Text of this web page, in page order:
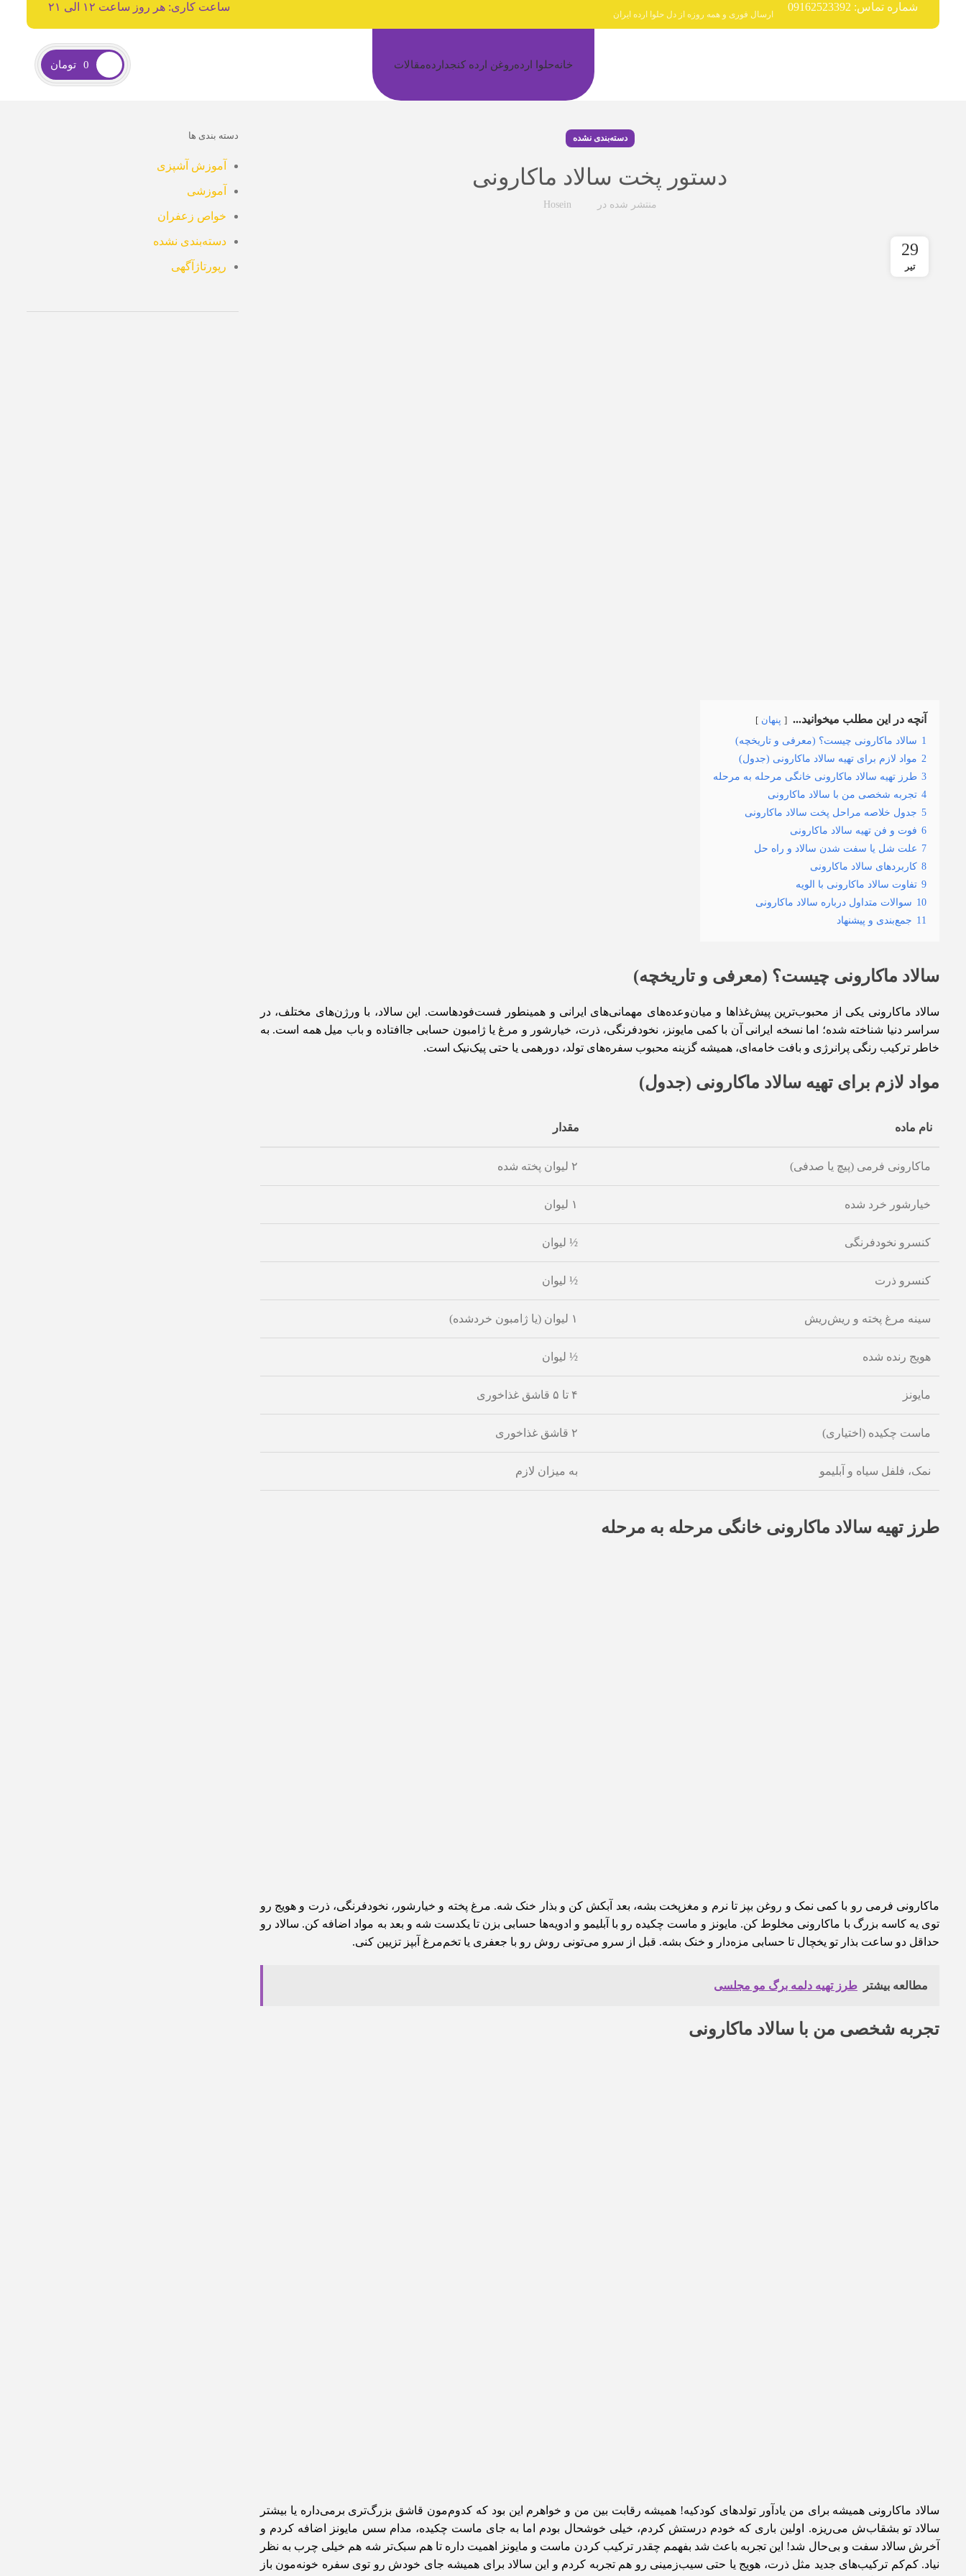
شماره تماس: 09162523392
ارسال فوری و همه روزه از دل حلوا ارده ایران
ساعت کاری: هر روز ساعت ۱۲ الی ۲۱
خانهحلوا اردهروغن ارده کنجد اردهمقالات 0 تومان
دسته‌بندی نشده
دستور پخت سالاد ماکارونی
منتشر شده در Hosein
29
تیر
آنچه در این مطلب میخوانید... پنهان
1 سالاد ماکارونی چیست؟ (معرفی و تاریخچه)
2 مواد لازم برای تهیه سالاد ماکارونی (جدول)
3 طرز تهیه سالاد ماکارونی خانگی مرحله به مرحله
4 تجربه شخصی من با سالاد ماکارونی
5 جدول خلاصه مراحل پخت سالاد ماکارونی
6 فوت و فن تهیه سالاد ماکارونی
7 علت شل یا سفت شدن سالاد و راه حل
8 کاربردهای سالاد ماکارونی
9 تفاوت سالاد ماکارونی با الویه
10 سوالات متداول درباره سالاد ماکارونی
11 جمع‌بندی و پیشنهاد
سالاد ماکارونی چیست؟ (معرفی و تاریخچه)
سالاد ماکارونی یکی از محبوب‌ترین پیش‌غذاها و میان‌وعده‌های مهمانی‌های ایرانی و همینطور فست‌فودهاست. این سالاد، با ورژن‌های مختلف، در
سراسر دنیا شناخته شده؛ اما نسخه ایرانی آن با کمی مایونز، نخودفرنگی، ذرت، خیارشور و مرغ یا ژامبون حسابی جاافتاده و باب میل همه است. به
خاطر ترکیب رنگی پرانرژی و بافت خامه‌ای، همیشه گزینه محبوب سفره‌های تولد، دورهمی یا حتی پیک‌نیک است.
مواد لازم برای تهیه سالاد ماکارونی (جدول)
نام ماده مقدار
ماکارونی فرمی (پیچ یا صدفی) ۲ لیوان پخته شده
خیارشور خرد شده ۱ لیوان
کنسرو نخودفرنگی ½ لیوان
کنسرو ذرت ½ لیوان
سینه مرغ پخته و ریش‌ریش ۱ لیوان (یا ژامبون خردشده)
هویج رنده شده ½ لیوان
مایونز ۴ تا ۵ قاشق غذاخوری
ماست چکیده (اختیاری) ۲ قاشق غذاخوری
نمک، فلفل سیاه و آبلیمو به میزان لازم
طرز تهیه سالاد ماکارونی خانگی مرحله به مرحله
ماکارونی فرمی رو با کمی نمک و روغن بپز تا نرم و مغزپخت بشه، بعد آبکش کن و بذار خنک شه. مرغ پخته و خیارشور، نخودفرنگی، ذرت و هویج رو
توی یه کاسه بزرگ با ماکارونی مخلوط کن. مایونز و ماست چکیده رو با آبلیمو و ادویه‌ها حسابی بزن تا یکدست شه و بعد به مواد اضافه کن. سالاد رو
حداقل دو ساعت بذار تو یخچال تا حسابی مزه‌دار و خنک بشه. قبل از سرو می‌تونی روش رو با جعفری یا تخم‌مرغ آبپز تزیین کنی.
مطالعه بیشتر طرز تهیه دلمه برگ مو مجلسی
تجربه شخصی من با سالاد ماکارونی
سالاد ماکارونی همیشه برای من یادآور تولدهای کودکیه! همیشه رقابت بین من و خواهرم این بود که کدوم‌مون قاشق بزرگ‌تری برمی‌داره یا بیشتر
سالاد تو بشقاب‌ش می‌ریزه. اولین باری که خودم درستش کردم، خیلی خوشحال بودم اما به جای ماست چکیده، مدام سس مایونز اضافه کردم و
آخرش سالاد سفت و بی‌حال شد! این تجربه باعث شد بفهمم چقدر ترکیب کردن ماست و مایونز اهمیت داره تا هم سبک‌تر شه هم خیلی چرب به نظر
نیاد. کم‌کم ترکیب‌های جدید مثل ذرت، هویج یا حتی سیب‌زمینی رو هم تجربه کردم و این سالاد برای همیشه جای خودش رو توی سفره خونه‌مون باز
دسته بندی ها
آموزش آشپزی
آموزشی
خواص زعفران
دسته‌بندی نشده
رپورتاژآگهی